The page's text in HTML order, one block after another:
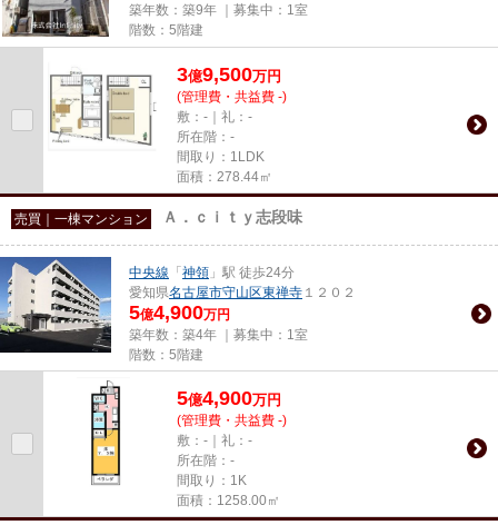
築年数：築9年 ｜募集中： 1室
階数：5階建
3億9,500万円
(管理費・共益費 -)
敷：-｜礼：-
所在階：-
間取り：1LDK
面積：278.44㎡
売買｜一棟マンション Ａ．ｃｉｔｙ志段味
中央線 「 神領 」駅 徒歩24分
愛知県名古屋市守山区東禅寺 １２０２
5億4,900万円
築年数：築4年 ｜募集中： 1室
階数：5階建
5億4,900万円
(管理費・共益費 -)
敷：-｜礼：-
所在階：-
間取り：1K
面積：1258.00㎡